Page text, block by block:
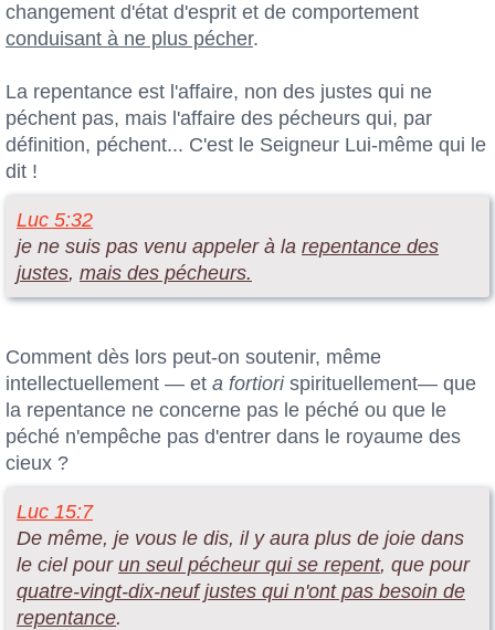
changement d'état d'esprit et de comportement
conduisant à ne plus pécher.
La repentance est l'affaire, non des justes qui ne
péchent pas, mais l'affaire des pécheurs qui, par
définition, péchent... C'est le Seigneur Lui-même qui le
dit !
Luc 5:32
je ne suis pas venu appeler à la repentance des
justes, mais des pécheurs.
Comment dès lors peut-on soutenir, même
intellectuellement — et a fortiorispirituellement— que
la repentance ne concerne pas le péché ou que le
péché n'empêche pas d'entrer dans le royaume des
cieux ?
Luc 15:7
De même, je vous le dis, il y aura plus de joie dans
le ciel pour un seul pécheur qui se repent, que pour
quatre-vingt-dix-neuf justes qui n'ont pas besoin de
repentance.